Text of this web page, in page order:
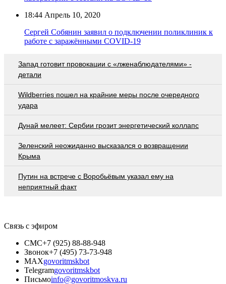
18:44 Апрель 10, 2020
Сергей Собянин заявил о подключении поликлиник к
работе с заражёнными COVID-19
Запад готовит провокации с «лженаблюдателями» -
детали
Wildberries пошел на крайние меры после очередного
удара
Дунай мелеет: Сербии грозит энергетический коллапс
Зеленский неожиданно высказался о возвращении
Крыма
Путин на встрече с Воробьёвым указал ему на
неприятный факт
Связь с эфиром
СМС+7 (925) 88-88-948
Звонок+7 (495) 73-73-948
MAXgovoritmskbot
Telegramgovoritmskbot
Письмоinfo@govoritmoskva.ru